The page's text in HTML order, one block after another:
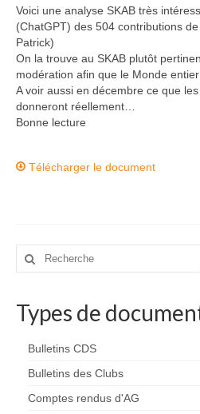
Commissions
La commission
La commission EDSC
La commission
Partenaires privilégiés
Pratiquer
Pratiquer la spéléo en
Charte déontologique du
Charte déontologique du
Voici une analyse SKAB très
(ChatGPT) des 504 contributions
Patrick)
On la trouve au SKAB plutôt
modération afin que le Monde
A voir aussi en décembre ce que
donneront réellement…
Bonne lecture
Télécharger le document
Rechercher
Types de
Bulletins CDS
Bulletins des Clubs
Comptes rendus d'AG